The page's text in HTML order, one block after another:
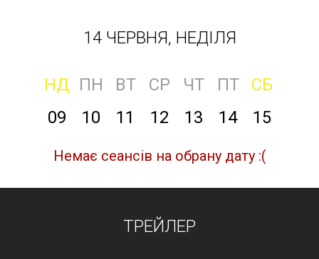
14 ЧЕРВНЯ, НЕДІЛЯ
НД ПН ВТ СР ЧТ ПТ
СБ
09
10 11 12 13 14 15
Немає сеансів на обрану дату :(
ТРЕЙЛЕР